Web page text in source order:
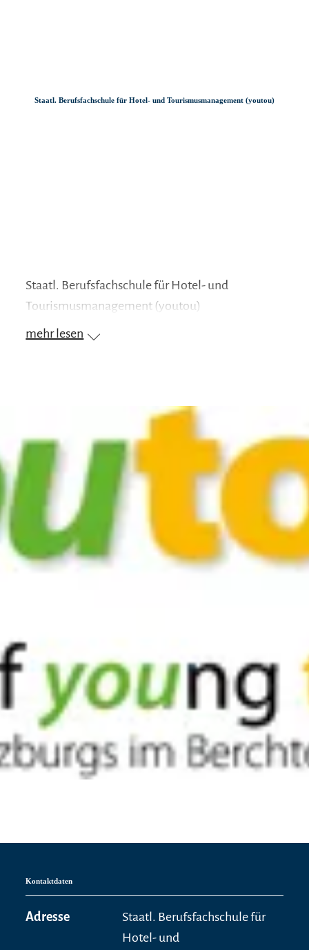
Staatl. Berufsfachschule für Hotel- und Tourismusmanagement (youtou)
Staatl. Berufsfachschule für Hotel- und
Tourismusmanagement (youtou)
mehr lesen
Kontaktdaten
Adresse
Staatl. Berufsfachschule für
Hotel- und